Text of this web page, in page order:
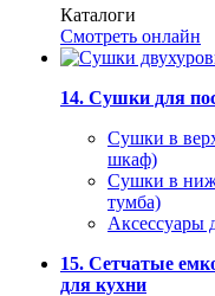
Каталоги
Смотреть онлайн
14. Сушки для
Сушки в
шкаф)
Сушки в
тумба)
Аксессуары
15. Сетчатые
для кухни